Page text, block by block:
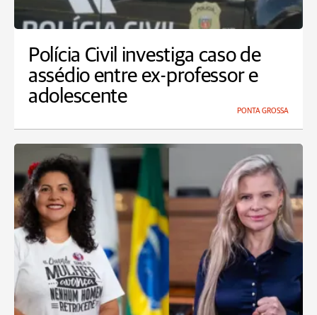
Polícia Civil investiga caso de
assédio entre ex-professor e
adolescente
PONTA GROSSA